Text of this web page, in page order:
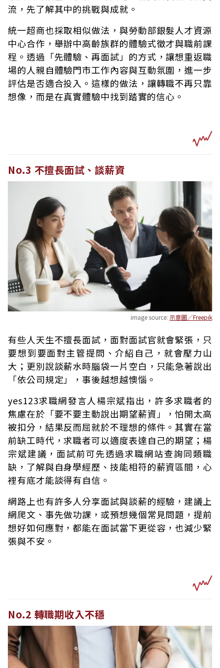
流，先了解其中的挑戰與成就。
統一超商也採取相似做法，與勞動部銀髮人才資源
中心合作，舉辦中高齡族群的體驗式徵才與職前課
程。透過「先體驗、再面試」的方式，讓想重返職
場的人親自體驗門市工作內容與互動氛圍，進一步
評估是否適合投入。這樣的做法，讓轉職不再只靠
想像，而是在真實體驗中找到踏實的信心。
No.3 不擅長面試、談薪資
image source: 示意圖／Freepik
有些人天生不擅長面試，面對面試官就會緊張，只
要想到要面對主管提問、介紹自己，就會壓力山
大；更別說談薪水時腦袋一片空白，只能急著說出
「依公司規定」，事後越想越懊惱。
yes123求職網發言人楊宗斌指出，許多求職者的
焦慮在於「要不要主動說出期望薪資」，怕開太高
被扣分，結果反而屈就於不理想的條件。其實在當
前缺工時代，求職者可以適度表達自己的期望；楊
宗斌建議，面試前可先透過求職網站查詢同類職
缺，了解與自身學經歷、技能相符的薪資區間，心
裡有底才能談得有自信。
網路上也有許多人分享面試與談薪的經驗，建議上
網爬文、事先做功課，或預想幾個常見問題，提前
想好如何應對，都能在面試當下更從容，也減少緊
張與不安。
No.2 轉職期收入不穩